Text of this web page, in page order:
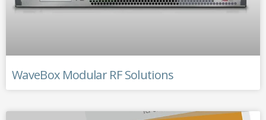
WaveBox Modular RF Solutions